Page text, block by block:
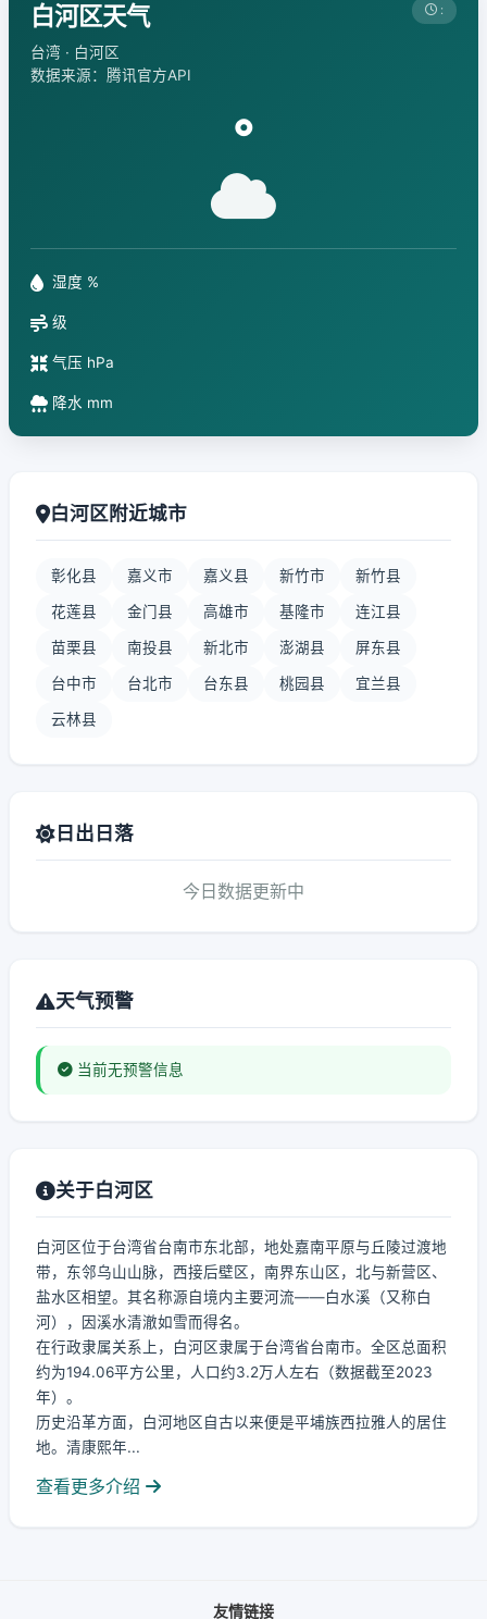
白河区天气
台湾 · 白河区
数据来源：腾讯官方API
:
°
湿度 %
级
气压 hPa
降水 mm
白河区附近城市
彰化县 嘉义市 嘉义县 新竹市 新竹县
花莲县 金门县 高雄市 基隆市 连江县
苗栗县 南投县 新北市 澎湖县 屏东县
台中市 台北市 台东县 桃园县 宜兰县
云林县
日出日落
今日数据更新中
天气预警
当前无预警信息
关于白河区
白河区位于台湾省台南市东北部，地处嘉南平原与丘陵过渡地
带，东邻乌山山脉，西接后壁区，南界东山区，北与新营区、
盐水区相望。其名称源自境内主要河流——白水溪（又称白
河），因溪水清澈如雪而得名。
在行政隶属关系上，白河区隶属于台湾省台南市。全区总面积
约为194.06平方公里，人口约3.2万人左右（数据截至2023
年）。
历史沿革方面，白河地区自古以来便是平埔族西拉雅人的居住
地。清康熙年...
查看更多介绍
友情链接